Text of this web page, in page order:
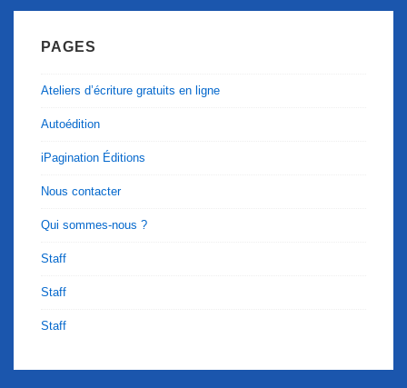
PAGES
Ateliers d’écriture gratuits en ligne
Autoédition
iPagination Éditions
Nous contacter
Qui sommes-nous ?
Staff
Staff
Staff